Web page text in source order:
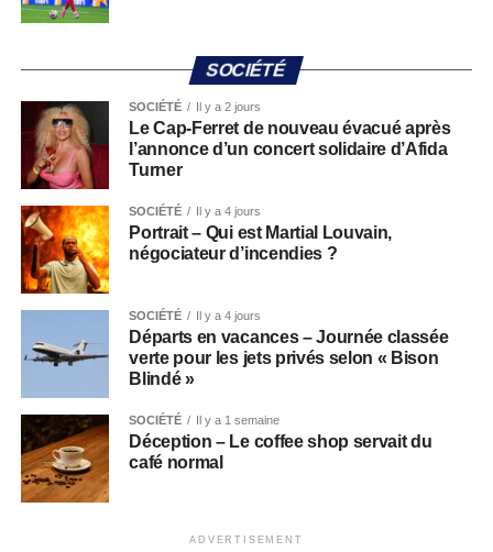
SOCIÉTÉ
SOCIÉTÉ Il y a 2 jours
Le Cap-Ferret de nouveau évacué après
l’annonce d’un concert solidaire d’Afida
Turner
SOCIÉTÉ Il y a 4 jours
Portrait – Qui est Martial Louvain,
négociateur d’incendies ?
SOCIÉTÉ Il y a 4 jours
Départs en vacances – Journée classée
verte pour les jets privés selon « Bison
Blindé »
SOCIÉTÉ Il y a 1 semaine
Déception – Le coffee shop servait du
café normal
ADVERTISEMENT